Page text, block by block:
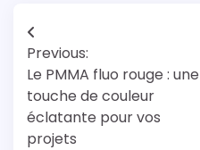
Navigation
de
l’article
Previous:
Le PMMA fluo rouge : une
touche de couleur
éclatante pour vos
projets